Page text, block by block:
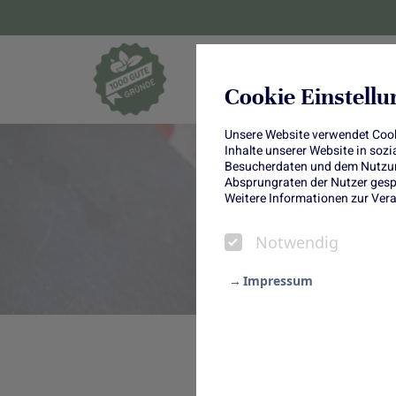
Cookie
Unsere Website verwendet
Inhalte unserer Website in
Besucherdaten und dem
Absprungraten der Nutzer
Weitere Informationen zur
Notwendig
Impressum
Diese Pizza mit Chicorée